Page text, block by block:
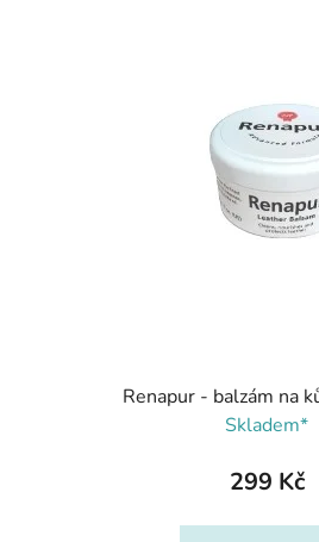
Renapur - balzám na
Skladem*
299 Kč